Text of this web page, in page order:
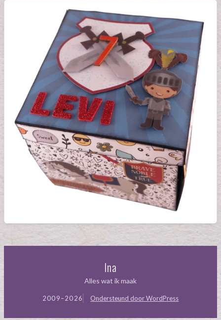
Ina
Alles wat ik maak
2009–2026 Ondersteund door WordPress